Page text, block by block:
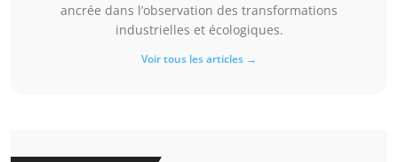
ancrée dans l’observation des transformations
industrielles et écologiques.
Voir tous les articles →